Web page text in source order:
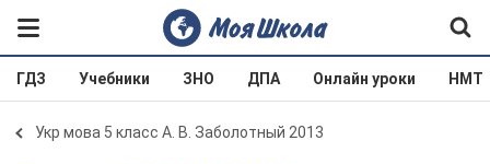
ГДЗ Учебники ЗНО ДПА Онлайн уроки НМТ
Укр мова 5 класс А. В. Заболотный 2013